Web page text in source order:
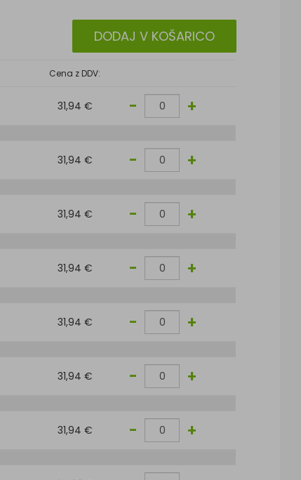
DODAJ V KOŠARICO
Cena z DDV:
31,94 € - +
31,94 € - +
31,94 € - +
31,94 € - +
31,94 € - +
31,94 € - +
31,94 € - +